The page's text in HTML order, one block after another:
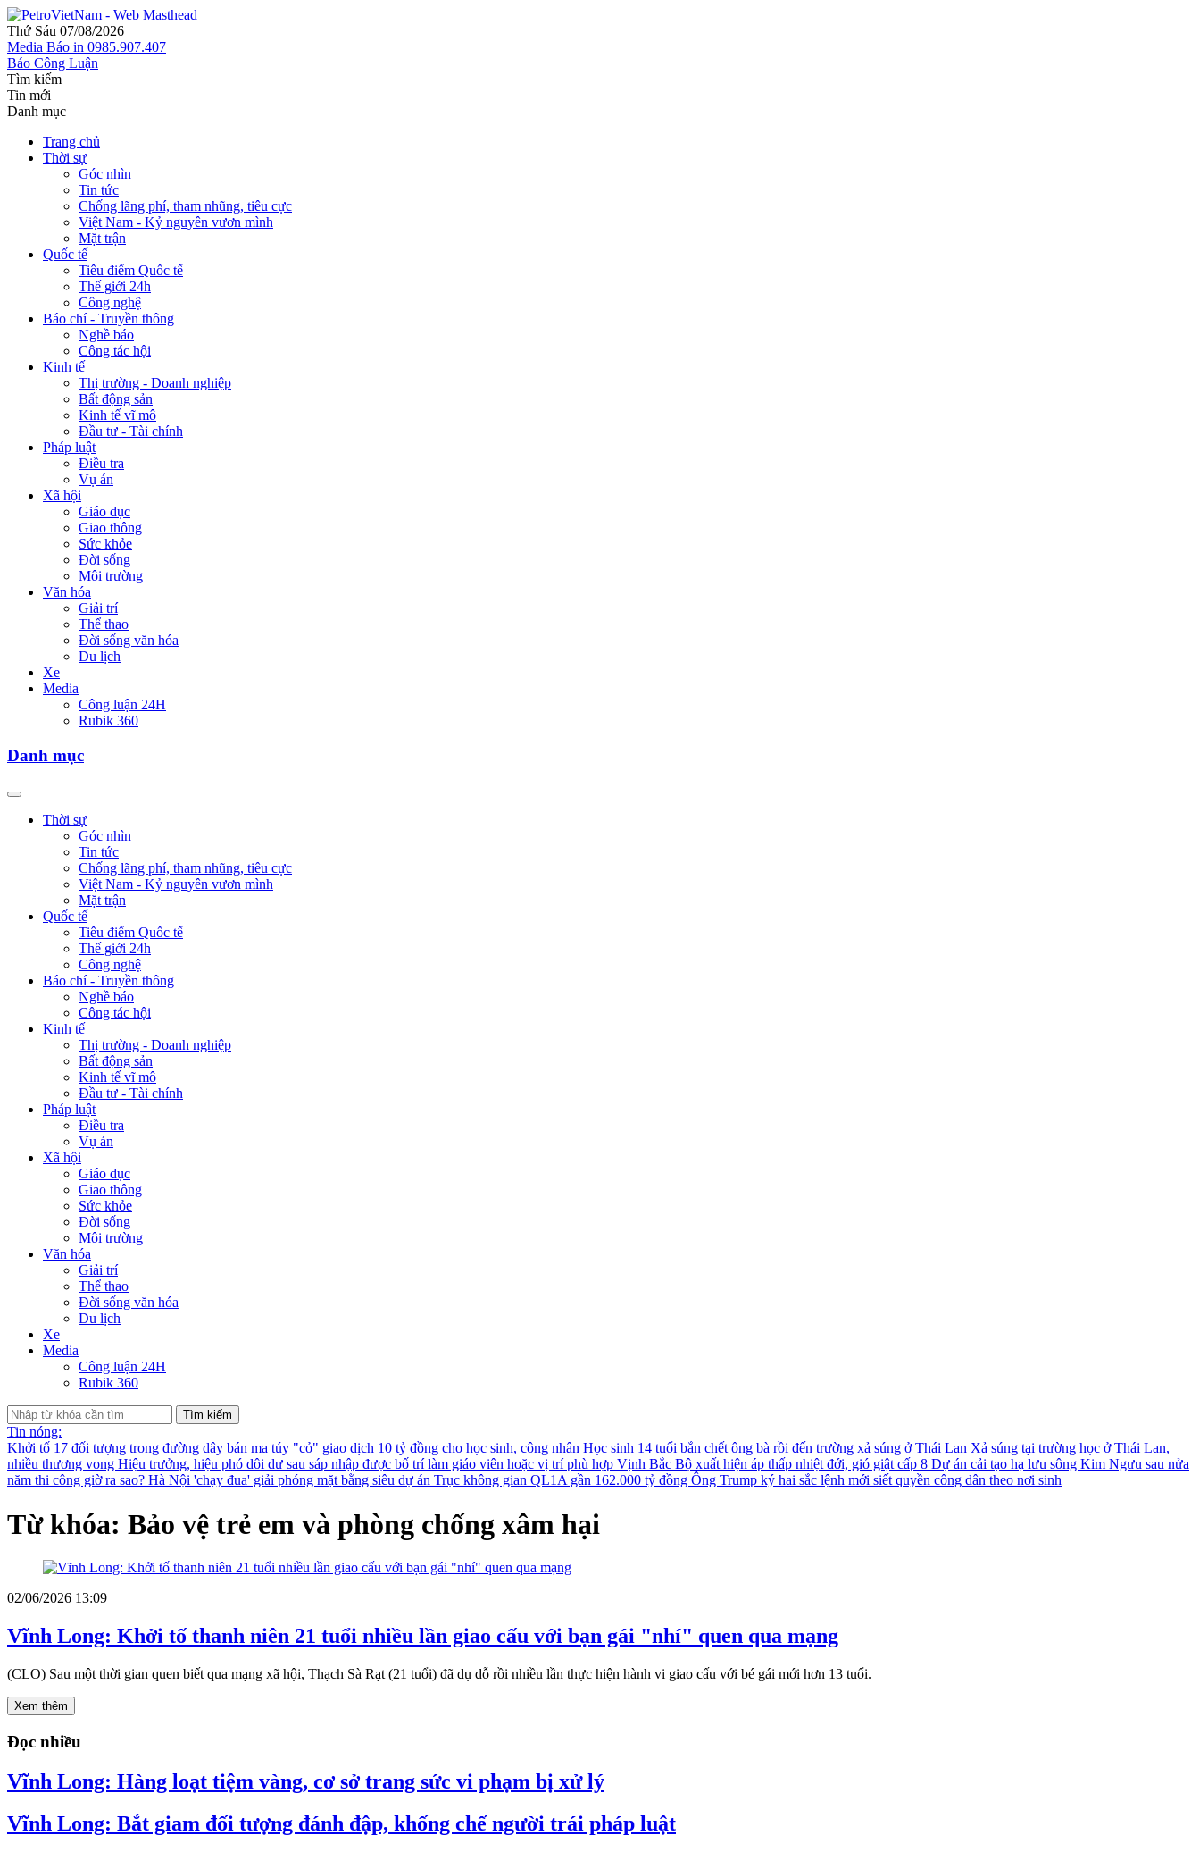
Thứ Sáu 07/08/2026
Media Báo in 0985.907.407
Báo Công Luận
Tìm kiếm
Tin mới
Danh mục
Trang chủ
Thời sự
Góc nhìn
Tin tức
Chống lãng phí, tham nhũng, tiêu cực
Việt Nam - Kỷ nguyên vươn mình
Mặt trận
Quốc tế
Tiêu điểm Quốc tế
Thế giới 24h
Công nghệ
Báo chí - Truyền thông
Nghề báo
Công tác hội
Kinh tế
Thị trường - Doanh nghiệp
Bất động sản
Kinh tế vĩ mô
Đầu tư - Tài chính
Pháp luật
Điều tra
Vụ án
Xã hội
Giáo dục
Giao thông
Sức khỏe
Đời sống
Môi trường
Văn hóa
Giải trí
Thể thao
Đời sống văn hóa
Du lịch
Xe
Media
Công luận 24H
Rubik 360
Danh mục
Thời sự
Góc nhìn
Tin tức
Chống lãng phí, tham nhũng, tiêu cực
Việt Nam - Kỷ nguyên vươn mình
Mặt trận
Quốc tế
Tiêu điểm Quốc tế
Thế giới 24h
Công nghệ
Báo chí - Truyền thông
Nghề báo
Công tác hội
Kinh tế
Thị trường - Doanh nghiệp
Bất động sản
Kinh tế vĩ mô
Đầu tư - Tài chính
Pháp luật
Điều tra
Vụ án
Xã hội
Giáo dục
Giao thông
Sức khỏe
Đời sống
Môi trường
Văn hóa
Giải trí
Thể thao
Đời sống văn hóa
Du lịch
Xe
Media
Công luận 24H
Rubik 360
Tìm kiếm
Tin nóng:
Khởi tố 17 đối tượng trong đường dây bán ma túy "cỏ" giao dịch 10 tỷ đồng cho học sinh, công nhân Học sinh 14 tuổi bắn chết ông bà rồi đến trường xả súng ở Thái Lan Xả súng tại trường học ở Thái Lan,
nhiều thương vong Hiệu trưởng, hiệu phó dôi dư sau sáp nhập được bố trí làm giáo viên hoặc vị trí phù hợp Vịnh Bắc Bộ xuất hiện áp thấp nhiệt đới, gió giật cấp 8 Dự án cải tạo hạ lưu sông Kim Ngưu sau nửa
năm thi công giờ ra sao? Hà Nội 'chạy đua' giải phóng mặt bằng siêu dự án Trục không gian QL1A gần 162.000 tỷ đồng Ông Trump ký hai sắc lệnh mới siết quyền công dân theo nơi sinh
Từ khóa: Bảo vệ trẻ em và phòng chống xâm hại
02/06/2026 13:09
Vĩnh Long: Khởi tố thanh niên 21 tuổi nhiều lần giao cấu với bạn gái "nhí" quen qua mạng
(CLO) Sau một thời gian quen biết qua mạng xã hội, Thạch Sà Rạt (21 tuổi) đã dụ dỗ rồi nhiều lần thực hiện hành vi giao cấu với bé gái mới hơn 13 tuổi.
Xem thêm
Đọc nhiều
Vĩnh Long: Hàng loạt tiệm vàng, cơ sở trang sức vi phạm bị xử lý
Vĩnh Long: Bắt giam đối tượng đánh đập, khống chế người trái pháp luật